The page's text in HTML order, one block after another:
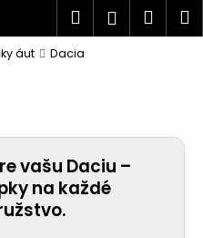
Hľadať
áut Dacia
vašu Daciu –
na každé
.